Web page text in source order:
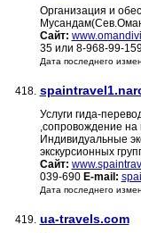
Организация и
Сайт:
35 или 8-968-99-
Дата последнего
418.
Услуги гида-
,сопровождение на
Индивидуальные
экскурсионных
Сайт:
039-690 E-mail:
Дата последнего
419. ua-travels.com